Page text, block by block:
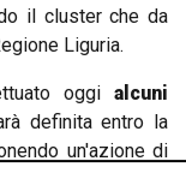
il cluster che da
Liguria.
oggi alcuni
definita entro la
un'azione di